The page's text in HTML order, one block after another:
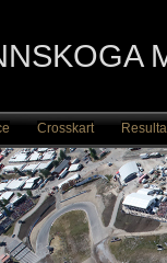
Crosskart